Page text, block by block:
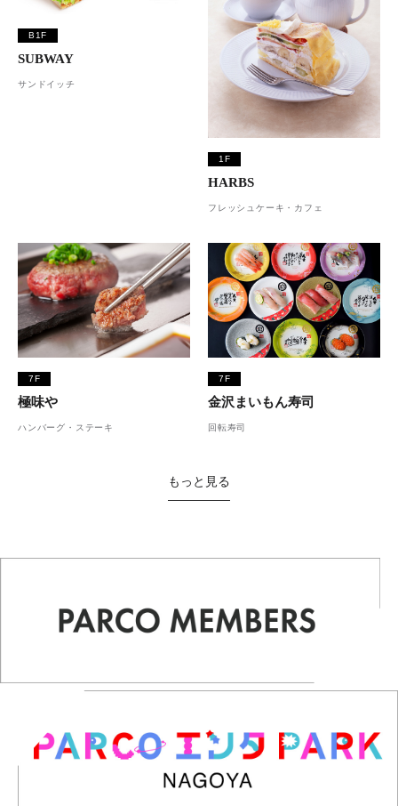
B1F
SUBWAY
サンドイッチ
1F
HARBS
フレッシュケーキ・カフェ
7F
極味や
ハンバーグ・ステーキ
7F
金沢まいもん寿司
回転寿司
もっと見る